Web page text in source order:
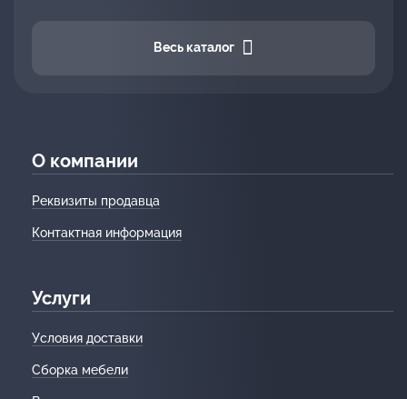
Весь каталог
О компании
Реквизиты продавца
Контактная информация
Услуги
Условия доставки
Сборка мебели